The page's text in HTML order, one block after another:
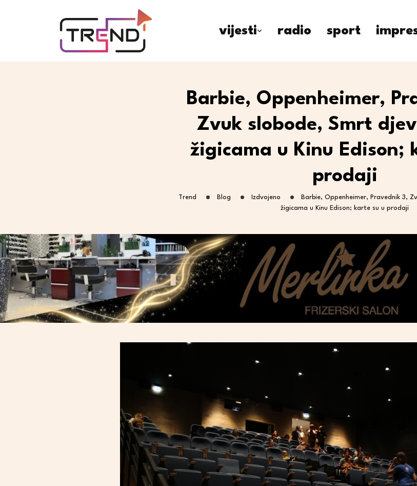
vijesti radio sport
Barbie, Oppenheimer,
Zvuk slobode, Smrt
žigicama u Kinu Edison;
prodaji
Trend Blog Izdvojeno
Barbie, Oppenheimer, Pravednik 3,
žigicama u Kinu Edison; karte su u prodaji